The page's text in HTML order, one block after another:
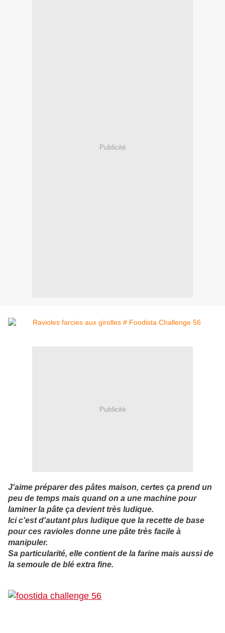
Publicité
Publicité
J'aime préparer des pâtes maison, certes ça prend un
peu de temps mais quand on a une machine pour
laminer la pâte ça devient très ludique.
Ici c'est d'autant plus ludique que la recette de base
pour ces ravioles donne une pâte très facile à
manipuler.
Sa particularité, elle contient de la farine mais aussi de
la semoule de blé extra fine.